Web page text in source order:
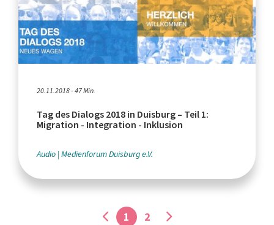
20.11.2018 - 47 Min.
Tag des Dialogs 2018 in Duisburg – Teil 1:
Migration - Integration - Inklusion
Audio Medienforum Duisburg e.V.
1 2